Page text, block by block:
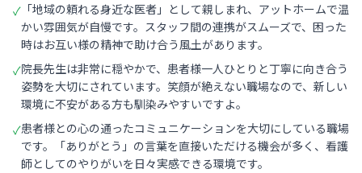
✓ 「地域の頼れる身近な医者」として親しまれ、アットホームで温
かい雰囲気が自慢です。スタッフ間の連携がスムーズで、困った
時はお互い様の精神で助け合う風土があります。
✓院長先生は非常に穏やかで、患者様一人ひとりと丁寧に向き合う
姿勢を大切にされています。笑顔が絶えない職場なので、新しい
環境に不安がある方も馴染みやすいですよ。
✓患者様との心の通ったコミュニケーションを大切にしている職場
です。「ありがとう」の言葉を直接いただける機会が多く、看護
師としてのやりがいを日々実感できる環境です。